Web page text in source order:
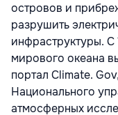
островов и
разрушить
инфраструктуры.
мирового океана
портал Climate.
Национального
атмосферных